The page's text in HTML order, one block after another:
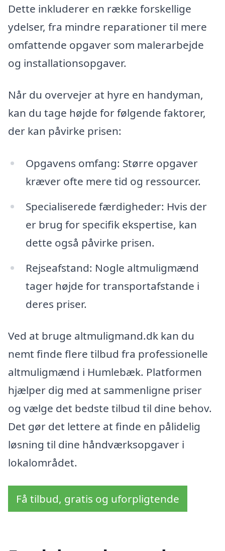
Dette inkluderer en række forskellige
ydelser, fra mindre reparationer til mere
omfattende opgaver som malerarbejde
og installationsopgaver.
Når du overvejer at hyre en handyman,
kan du tage højde for følgende faktorer,
der kan påvirke prisen:
Opgavens omfang: Større opgaver
kræver ofte mere tid og ressourcer.
Specialiserede færdigheder: Hvis der
er brug for specifik ekspertise, kan
dette også påvirke prisen.
Rejseafstand: Nogle altmuligmænd
tager højde for transportafstande i
deres priser.
Ved at bruge altmuligmand.dk kan du
nemt finde flere tilbud fra professionelle
altmuligmænd i Humlebæk. Platformen
hjælper dig med at sammenligne priser
og vælge det bedste tilbud til dine behov.
Det gør det lettere at finde en pålidelig
løsning til dine håndværksopgaver i
lokalområdet.
Få tilbud, gratis og uforpligtende